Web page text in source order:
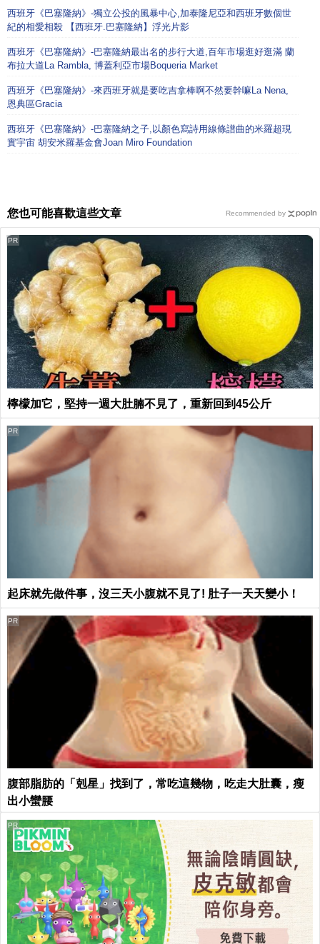
西班牙《巴塞隆納》-獨立公投的風暴中心,加泰隆尼亞和西班牙數個世
紀的相愛相殺 【西班牙.巴塞隆納】浮光片影
西班牙《巴塞隆納》-巴塞隆納最出名的步行大道,百年市場逛好逛滿 蘭
布拉大道La Rambla, 博蓋利亞市場Boqueria Market
西班牙《巴塞隆納》-來西班牙就是要吃吉拿棒啊不然要幹嘛La Nena,
恩典區Gracia
西班牙《巴塞隆納》-巴塞隆納之子,以顏色寫詩用線條譜曲的米羅超現
實宇宙 胡安米羅基金會Joan Miro Foundation
您也可能喜歡這些文章
檸檬加它，堅持一週大肚腩不見了，重新回到45公斤
PR
起床就先做件事，沒三天小腹就不見了! 肚子一天天變小！
PR
腹部脂肪的「剋星」找到了，常吃這幾物，吃走大肚囊，瘦
出小蠻腰
PR
PR
Recommended by